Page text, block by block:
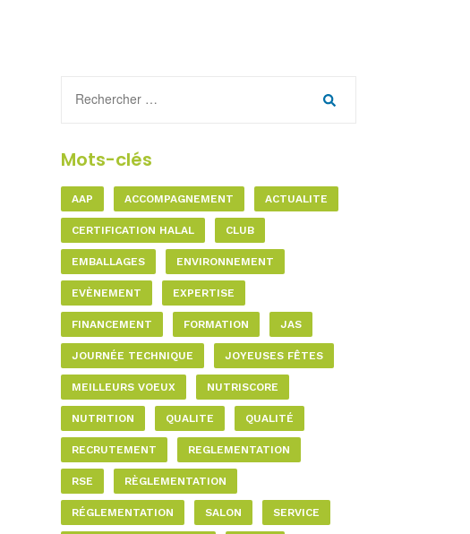
Mots-clés
AAP ACCOMPAGNEMENT ACTUALITE
CERTIFICATION HALAL CLUB
EMBALLAGES ENVIRONNEMENT
EVÈNEMENT EXPERTISE
FINANCEMENT FORMATION JAS
JOURNÉE TECHNIQUE JOYEUSES FÊTES
MEILLEURS VOEUX NUTRISCORE
NUTRITION QUALITE QUALITÉ
RECRUTEMENT REGLEMENTATION
RSE RÈGLEMENTATION
RÉGLEMENTATION SALON SERVICE